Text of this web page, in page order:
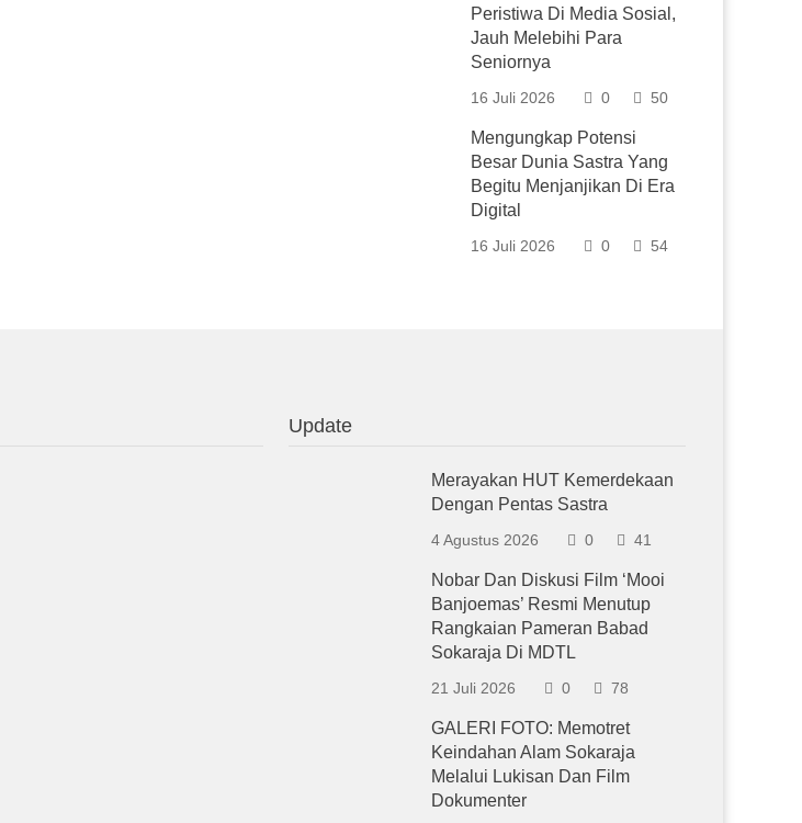
Peristiwa Di Media Sosial,
Jauh Melebihi Para
Seniornya
16 Juli 2026 0 50
Mengungkap Potensi
Besar Dunia Sastra Yang
Begitu Menjanjikan Di Era
Digital
16 Juli 2026 0 54
Update
Merayakan HUT Kemerdekaan
Dengan Pentas Sastra
4 Agustus 2026 0 41
Nobar Dan Diskusi Film ‘Mooi
Banjoemas’ Resmi Menutup
Rangkaian Pameran Babad
Sokaraja Di MDTL
21 Juli 2026 0 78
GALERI FOTO: Memotret
Keindahan Alam Sokaraja
Melalui Lukisan Dan Film
Dokumenter